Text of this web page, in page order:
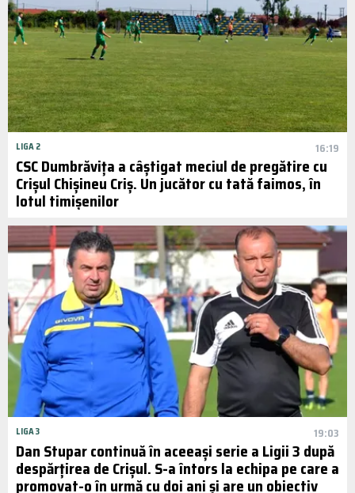
LIGA 2 16:19
CSC Dumbrăvița a câștigat meciul de pregătire cu
Crișul Chișineu Criș. Un jucător cu tată faimos, în
lotul timișenilor
LIGA 3 19:03
Dan Stupar continuă în aceeași serie a Ligii 3 după
despărțirea de Crișul. S-a întors la echipa pe care a
promovat-o în urmă cu doi ani și are un obiectiv